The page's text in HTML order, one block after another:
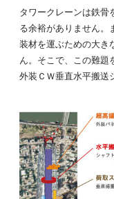
タワークレーンは鉄骨
る余裕がありません。
装材を運ぶための大き
ん。そこで、この難題
外装ＣＷ垂直水平搬送